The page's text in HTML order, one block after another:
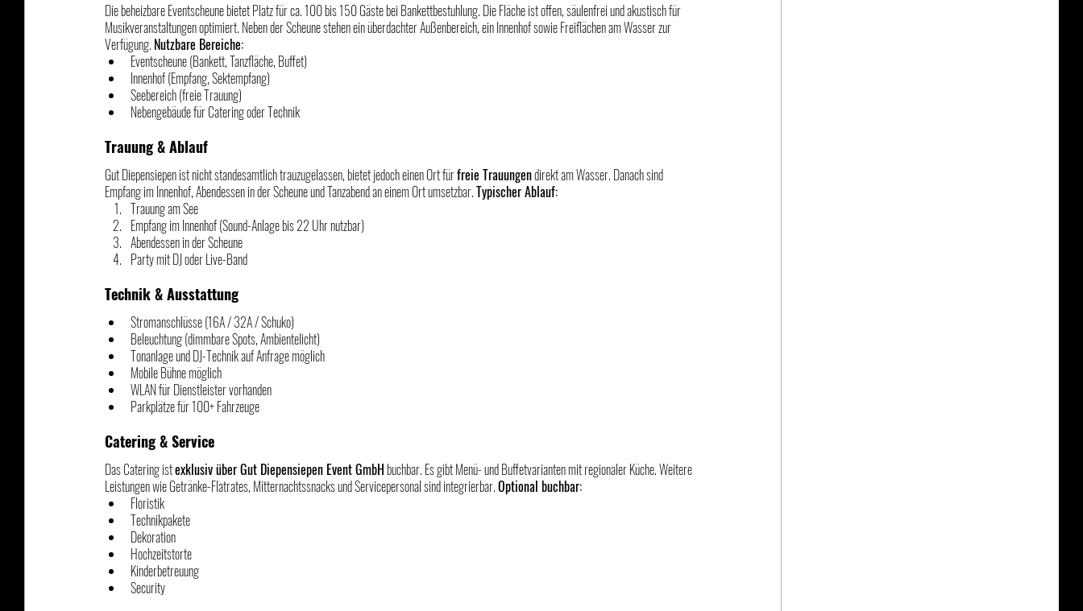
Die beheizbare Eventscheune bietet Platz für ca. 100 bis 150 Gäste bei Bankettbestuhlung. Die Fläche ist offen, säulenfrei und akustisch für
Musikveranstaltungen optimiert. Neben der Scheune stehen ein überdachter Außenbereich, ein Innenhof sowie Freiflächen am Wasser zur
Verfügung. Nutzbare Bereiche:
Eventscheune (Bankett, Tanzfläche, Buffet)
Innenhof (Empfang, Sektempfang)
Seebereich (freie Trauung)
Nebengebäude für Catering oder Technik
Trauung & Ablauf
Gut Diepensiepen ist nicht standesamtlich trauzugelassen, bietet jedoch einen Ort für freie Trauungen direkt am Wasser. Danach sind
Empfang im Innenhof, Abendessen in der Scheune und Tanzabend an einem Ort umsetzbar. Typischer Ablauf:
Trauung am See
Empfang im Innenhof (Sound-Anlage bis 22 Uhr nutzbar)
Abendessen in der Scheune
Party mit DJ oder Live-Band
Technik & Ausstattung
Stromanschlüsse (16A / 32A / Schuko)
Beleuchtung (dimmbare Spots, Ambientelicht)
Tonanlage und DJ-Technik auf Anfrage möglich
Mobile Bühne möglich
WLAN für Dienstleister vorhanden
Parkplätze für 100+ Fahrzeuge
Catering & Service
Das Catering ist exklusiv über Gut Diepensiepen Event GmbH buchbar. Es gibt Menü- und Buffetvarianten mit regionaler Küche. Weitere
Leistungen wie Getränke-Flatrates, Mitternachtssnacks und Servicepersonal sind integrierbar. Optional buchbar:
Floristik
Technikpakete
Dekoration
Hochzeitstorte
Kinderbetreuung
Security